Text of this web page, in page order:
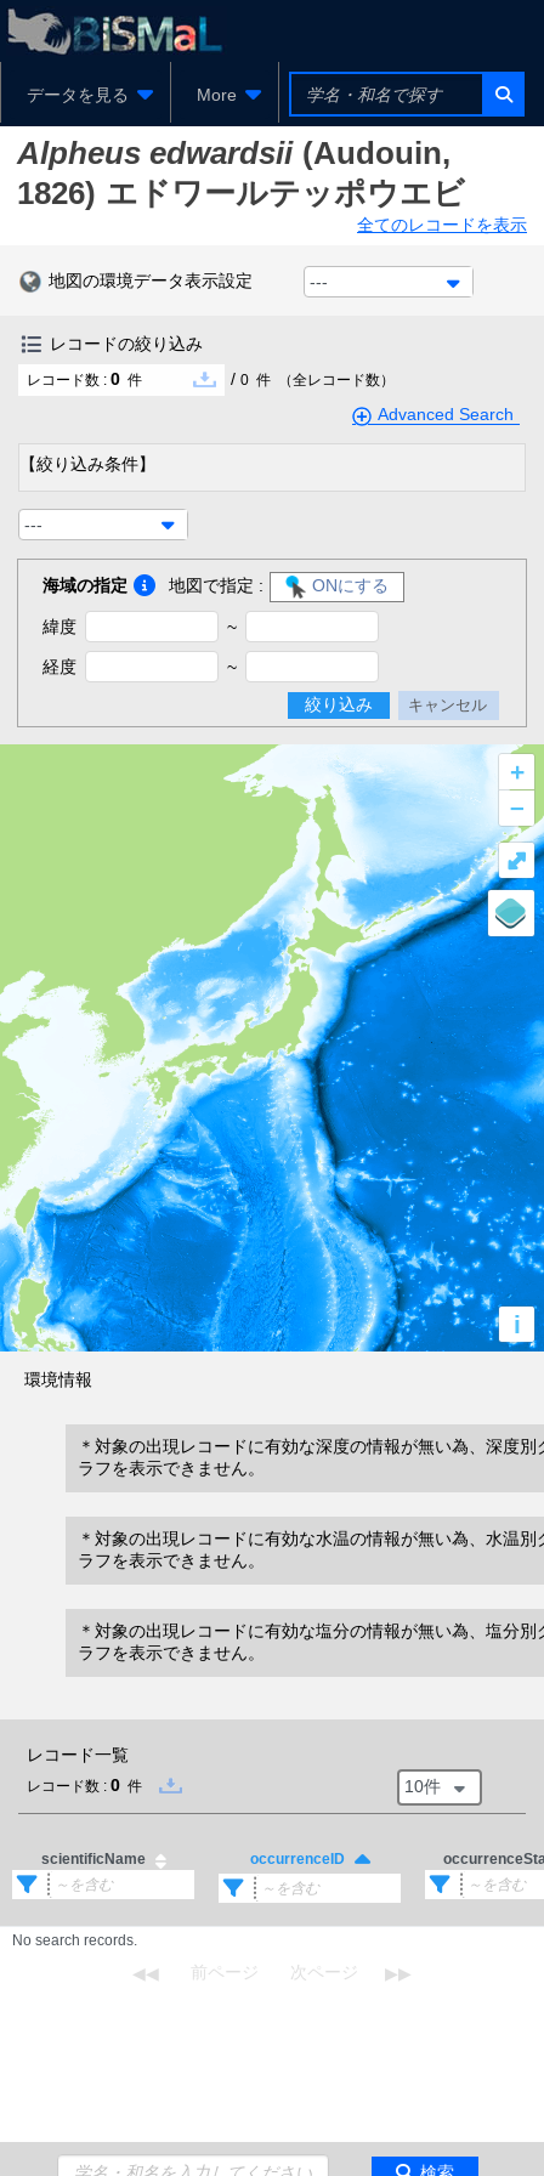
データを見る More
Alpheus edwardsii (Audouin,
1826) エドワールテッポウエビ
全てのレコードを表示
地図の環境データ表示設定 ---
レコードの絞り込み
レコード数 : 0 件 / 0 件 （全レコード数）
Advanced Search
【絞り込み条件】
---
海域の指定 地図で指定 : ONにする
緯度 ~
経度
~
絞り込み
キャンセル
+
–
i
⤢
環境情報
＊対象の出現レコードに有効な深度の情報が無い為、深度別
ラフを表示できません。
＊対象の出現レコードに有効な水温の情報が無い為、水温別
ラフを表示できません。
＊対象の出現レコードに有効な塩分の情報が無い為、塩分別
ラフを表示できません。
レコード一覧
レコード数 : 0 件 10件
scientificName occurrenceID
No search records.